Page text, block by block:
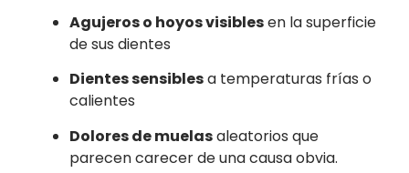
Agujeros o hoyos visiblesen la superficie
de sus dientes
Dientes sensiblesa temperaturas frías o
calientes
Dolores de muelasaleatorios que
parecen carecer de una causa obvia.